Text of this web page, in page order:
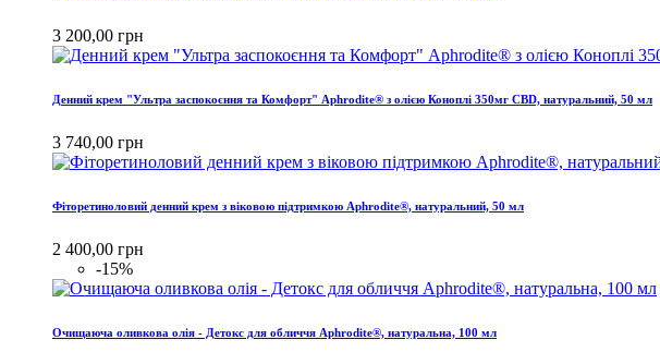
3 200,00 грн
Денний крем "Ультра заспокоєння та Комфорт" Aphrodite® з олією Коноплі 350мг CBD, натуральний, 50 мл
3 740,00 грн
Фіторетиноловий денний крем з віковою підтримкою Aphrodite®, натуральний, 50 мл
2 400,00 грн
-15%
Очищаюча оливкова олія - Детокс для обличчя Aphrodite®, натуральна, 100 мл